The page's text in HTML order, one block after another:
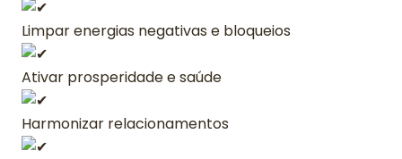
Limpar energias negativas e bloqueios
Ativar prosperidade e saúde
Harmonizar relacionamentos